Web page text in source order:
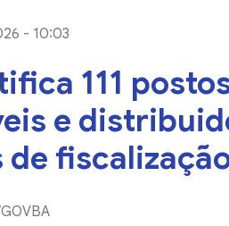
- 10:03
111
e